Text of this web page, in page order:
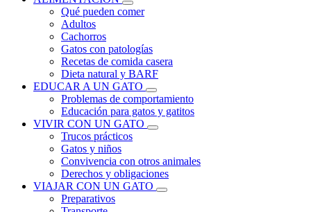
Qué pueden comer
Adultos
Cachorros
Gatos con patologías
Recetas de comida casera
Dieta natural y BARF
EDUCAR A UN GATO
Problemas de comportamiento
Educación para gatos y gatitos
VIVIR CON UN GATO
Trucos prácticos
Gatos y niños
Convivencia con otros animales
Derechos y obligaciones
VIAJAR CON UN GATO
Preparativos